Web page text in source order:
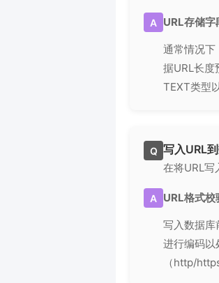
A URL存储
通常情况下
据URL长度
TEXT类型
Q 写入URL
在将URL写
A URL格式
写入数据库
进行编码以
（http/